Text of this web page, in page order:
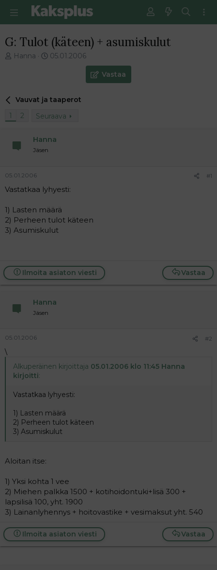
G: Tulot (käteen) + asumiskulut
V
e
u
l
i
t
a
j
Hanna
E
m
i
e
t
05.01.2006
Vastaa
Vauvat ja taaperot
1
2 Seuraava
Hanna
Jäsen
05.01.2006 #1
Vastatkaa lyhyesti:
1) Lasten määrä
2) Perheen tulot käteen
3) Asumiskulut
Vastaa
Ilmoita asiaton viesti
Hanna
Jäsen
05.01.2006 #2
\
Alkuperäinen kirjoittaja 05.01.2006 klo 11:45 Hanna
kirjoitti:
Vastatkaa lyhyesti:
1) Lasten määrä
2) Perheen tulot käteen
3) Asumiskulut
Aloitan itse:
1) Yksi kohta 1 vee
2) Miehen palkka 1500 + kotihoidontuki+lisä 300 +
lapsilisä 100, yht. 1900
3) Lainanlyhennys + hoitovastike + vesimaksut yht. 540
Vastaa
Ilmoita asiaton viesti